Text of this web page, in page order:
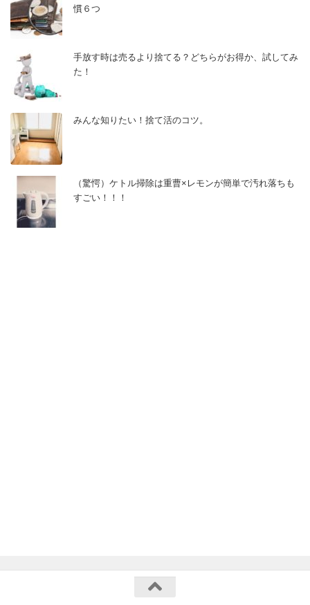
慣６つ
手放す時は売るより捨てる？どちらがお得か、試してみ
た！
みんな知りたい！捨て活のコツ。
（驚愕）ケトル掃除は重曹×レモンが簡単で汚れ落ちも
すごい！！！